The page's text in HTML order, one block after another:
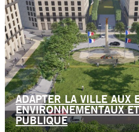
ADAPTER LA VILLE AUX
ENVIRONNEMENTAUX
PUBLIQUE